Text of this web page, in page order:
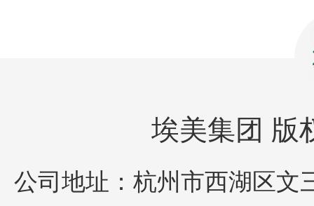
埃美集团 版
公司地址：杭州市西湖区文